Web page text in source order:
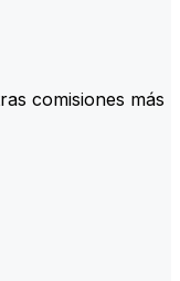
comisiones más